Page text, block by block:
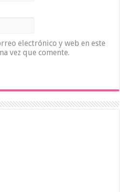
electrónico y web en este
vez que comente.